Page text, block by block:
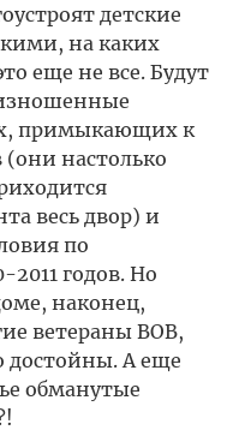
детские
на каких
еще не все. Будут
примыкающих к
настолько
весь двор) и
по
2011 годов. Но
наконец,
ветераны ВОВ,
достойны. А еще
обманутые